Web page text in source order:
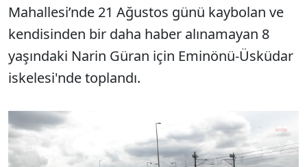
Mahallesi’nde 21 Ağustos günü kaybolan ve
kendisinden bir daha haber alınamayan 8
yaşındaki Narin Güran için Eminönü-Üsküdar
iskelesi'nde toplandı.